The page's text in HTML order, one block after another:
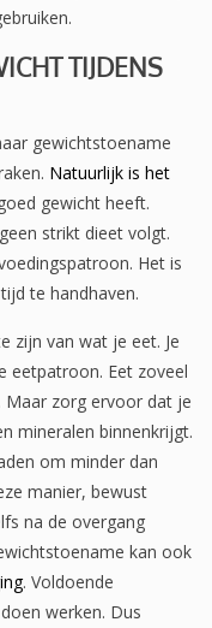
TIJDENS
gewichtstoename
Natuurlijk is het
gewicht heeft.
strikt dieet volgt.
Het is
te handhaven.
zijn van wat je eet. Je
eetpatroon. Eet zoveel
Maar zorg ervoor dat je
mineralen binnenkrijgt.
om minder dan
manier, bewust
na de overgang
kan ook
. Voldoende
werken. Dus